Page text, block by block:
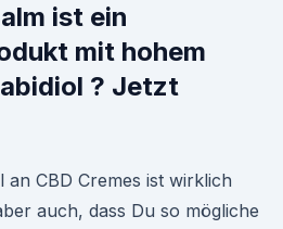
ist ein
mit hohem
? Jetzt
an CBD Cremes ist wirklich
auch, dass Du so mögliche